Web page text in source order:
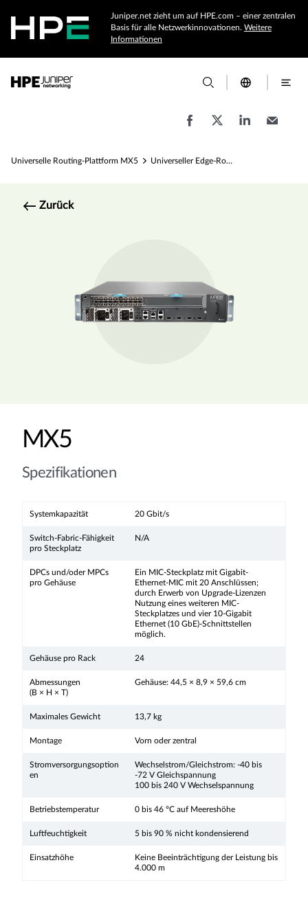
Juniper.net zieht um auf HPE.com – einer zentralen
Basis für alle Netzwerkinnovationen. Weitere
Informationen
Universelle Routing-Plattform MX5 Universeller Edge-Router MX5 – Spezifikationen
Zurück
MX5
Spezifikationen
Systemkapazität 20 Gbit/s
Switch-Fabric-Fähigkeit
pro Steckplatz
N/A
DPCs und/oder MPCs
pro Gehäuse
Ein MIC-Steckplatz mit Gigabit-
Ethernet-MIC mit 20 Anschlüssen;
durch Erwerb von Upgrade-Lizenzen
Nutzung eines weiteren MIC-
Steckplatzes und vier 10-Gigabit
Ethernet (10 GbE)-Schnittstellen
möglich.
Gehäuse pro Rack 24
Abmessungen
(B × H × T)
Gehäuse: 44,5 × 8,9 × 59,6 cm
Maximales Gewicht 13,7 kg
Montage Vorn oder zentral
Stromversorgungsoption
en
Wechselstrom/Gleichstrom: -40 bis
-72 V Gleichspannung
100 bis 240 V Wechselspannung
Betriebstemperatur 0 bis 46 °C auf Meereshöhe
Luftfeuchtigkeit 5 bis 90 % nicht kondensierend
Einsatzhöhe
Keine Beeinträchtigung der Leistung bis
4.000 m